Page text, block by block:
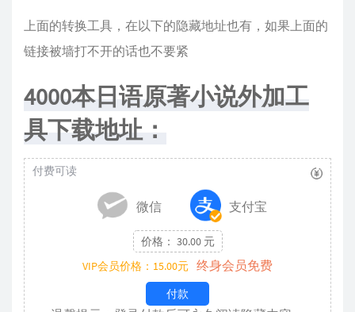
上面的转换工具，在以下的隐藏地址也有，如果上面的
链接被墙打不开的话也不要紧
4000本日语原著小说外加工
具下载地址：
微信 支付宝
价格： 30.00 元
VIP会员价格：15.00元 终身会员免费
付款
付费可读